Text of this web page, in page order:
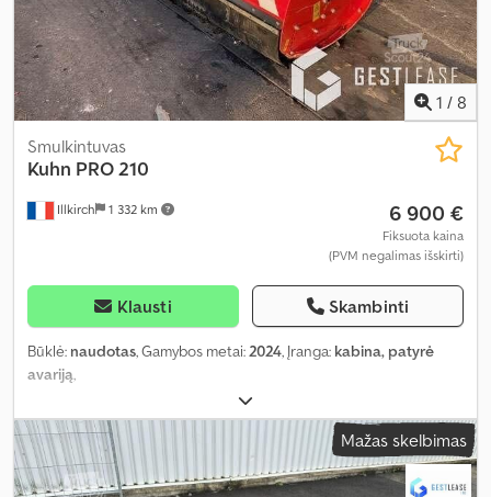
1 / 8
Illkirch 1 332 km
Smulkintuvas
Kuhn PRO 210
6 900 €
Fiksuota kaina
(PVM negalimas išskirti)
Klausti Skambinti
Būklė: naudotas, Gamybos metai:2024, Įranga: kabina, patyrė
avariją,
Mažas skelbimas